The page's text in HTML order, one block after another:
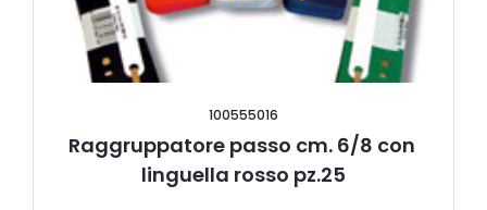
100555016
Raggruppatore passo cm. 6/8 con
linguella rosso pz.25